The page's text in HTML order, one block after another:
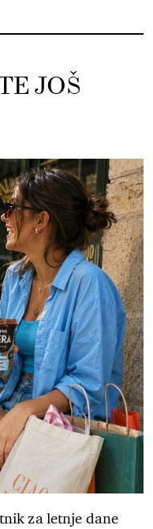
JOŠ
za letnje dane